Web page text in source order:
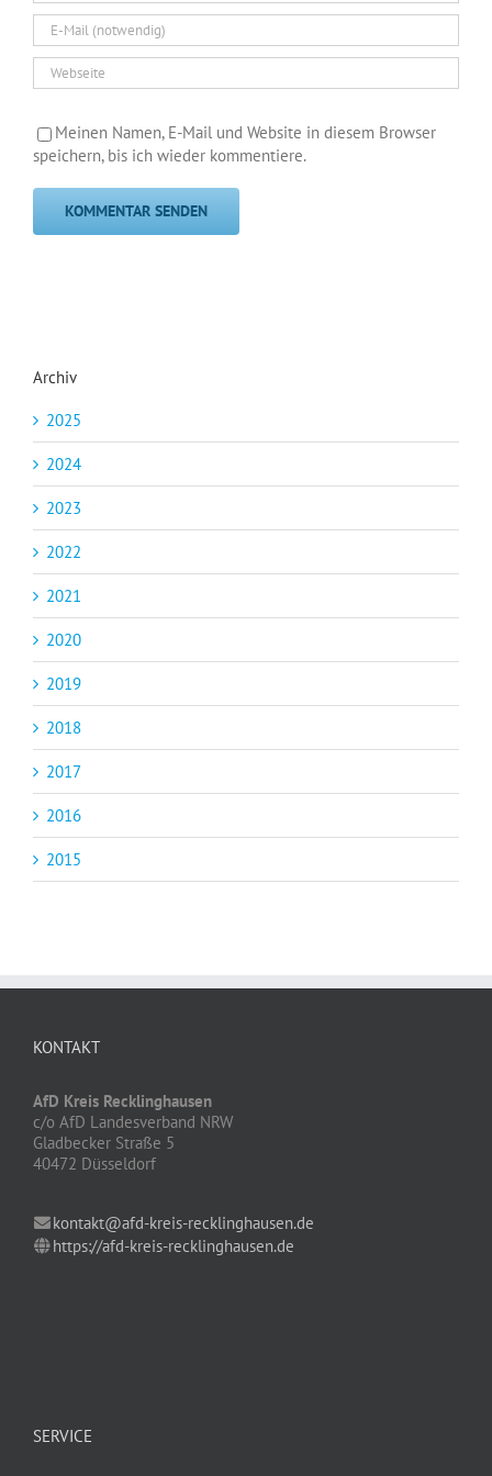
Meinen Namen, E-Mail und Website in diesem Browser
speichern, bis ich wieder kommentiere.
Archiv
2025
2024
2023
2022
2021
2020
2019
2018
2017
2016
2015
KONTAKT
AfD Kreis Recklinghausen
c/o AfD Landesverband NRW
Gladbecker Straße 5
40472 Düsseldorf
kontakt@afd-kreis-recklinghausen.de
https://afd-kreis-recklinghausen.de
SERVICE